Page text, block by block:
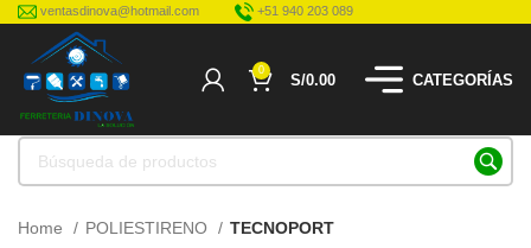
ventasdinova@hotmail.com +51 940 203 089
0
S/0.00 CATEGORÍAS
Home POLIESTIRENO
TECNOPORT